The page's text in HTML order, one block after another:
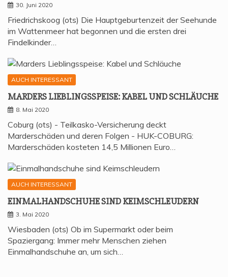
30. Juni 2020
Friedrichskoog (ots) Die Hauptgeburtenzeit der Seehunde
im Wattenmeer hat begonnen und die ersten drei
Findelkinder…
AUCH INTERESSANT
MAR­DERS LIEB­LINGS­SPEI­SE: KABEL UND SCHLÄUCHE
8. Mai 2020
Coburg (ots) - Teilkasko-Versicherung deckt
Marderschäden und deren Folgen - HUK-COBURG:
Marderschäden kosteten 14,5 Millionen Euro…
AUCH INTERESSANT
EIN­MAL­HAND­SCHU­HE SIND KEIMSCHLEUDERN
3. Mai 2020
Wiesbaden (ots) Ob im Supermarkt oder beim
Spaziergang: Immer mehr Menschen ziehen
Einmalhandschuhe an, um sich…